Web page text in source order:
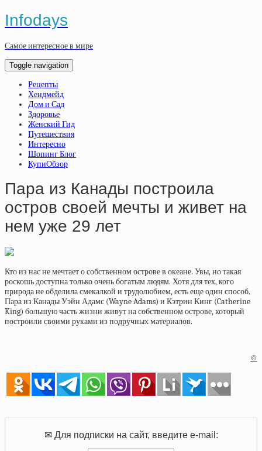
Infodays
Самое интересное в мире
Toggle navigation
Рецепты
Хендмейд
Дом и Сад
Здоровье
Женский Гид
Путешествия
Интересно
Шопинг Блог
КупиОбзор
Пара из Канады построила
остров своей мечты и живет на
нем уже 29 лет
Кто из нас не мечтает о собственном острове в океане. Увы, но такая
роскошь доступна только очень богатым людям. Хотя для тех, кого
природа не обделила смекалкой и трудолюбием, есть еще один способ.
Пара из Канады Уэйн Адамс (Wayne Adams) и Кэтрин Кинг (Catherine
King) большую часть жизни живут на собственном острове, который
построили своими руками из подручных материалов.
©
✉ Для подписки на сайт, введите e-mail: